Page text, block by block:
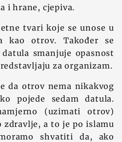
i hrane, cjepiva.
tvari koje se unose u
kao otrov. Također se
smanjuje opasnost
za organizam.
da otrov nema nikakvog
pojede sedam datula.
(uzimati otrov)
zdravlje, a to je po islamu
shvatiti da, ako